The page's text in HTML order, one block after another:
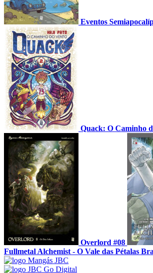
Eventos
Quack: O Caminho
Overlord #08
Fullmetal Alchemist - O Vale das Pétalas